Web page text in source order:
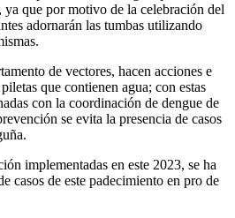
que por motivo de la celebración del
adornarán las tumbas utilizando
de vectores, hacen acciones e
que contienen agua; con estas
con la coordinación de dengue de
se evita la presencia de casos
implementadas en este 2023, se ha
casos de este padecimiento en pro de